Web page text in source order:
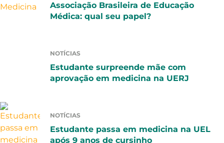
Associação Brasileira de Educação
Médica: qual seu papel?
NOTÍCIAS
Estudante surpreende mãe com
aprovação em medicina na UERJ
NOTÍCIAS
Estudante passa em medicina na UEL
após 9 anos de cursinho